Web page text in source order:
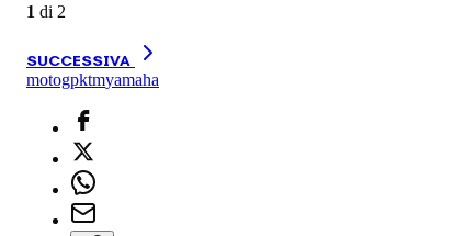
1 di 2
SUCCESSIVA
motogpktmyamaha